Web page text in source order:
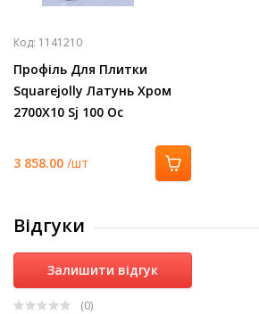
Код: 1141210
Профіль Для Плитки
Squarejolly Латунь Хром
2700Х10 Sj 100 Oc
3 858.00 /шт
Відгуки
(0)
Залишити відгук